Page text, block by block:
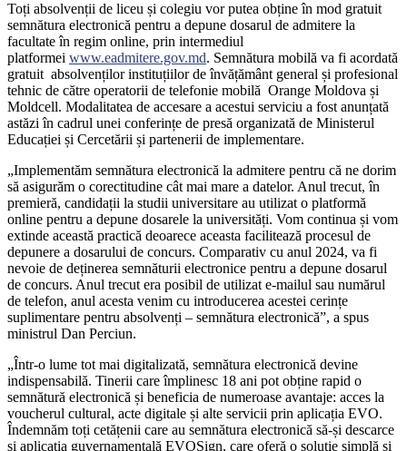
Toți absolvenții de liceu și colegiu vor putea obține în mod gratuit
semnătura electronică pentru a depune dosarul de admitere la
facultate în regim online, prin intermediul
platformei www.eadmitere.gov.md. Semnătura mobilă va fi acordată
gratuit absolvenților instituțiilor de învățământ general și profesional
tehnic de către operatorii de telefonie mobilă Orange Moldova și
Moldcell. Modalitatea de accesare a acestui serviciu a fost anunțată
astăzi în cadrul unei conferințe de presă organizată de Ministerul
Educației și Cercetării și partenerii de implementare.
„Implementăm semnătura electronică la admitere pentru că ne dorim
să asigurăm o corectitudine cât mai mare a datelor. Anul trecut, în
premieră, candidații la studii universitare au utilizat o platformă
online pentru a depune dosarele la universități. Vom continua și vom
extinde această practică deoarece aceasta facilitează procesul de
depunere a dosarului de concurs. Comparativ cu anul 2024, va fi
nevoie de deținerea semnăturii electronice pentru a depune dosarul
de concurs. Anul trecut era posibil de utilizat e-mailul sau numărul
de telefon, anul acesta venim cu introducerea acestei cerințe
suplimentare pentru absolvenți – semnătura electronică”, a spus
ministrul Dan Perciun.
„Într-o lume tot mai digitalizată, semnătura electronică devine
indispensabilă. Tinerii care împlinesc 18 ani pot obține rapid o
semnătură electronică și beneficia de numeroase avantaje: acces la
voucherul cultural, acte digitale și alte servicii prin aplicația EVO.
Îndemnăm toți cetățenii care au semnătura electronică să-și descarce
și aplicația guvernamentală EVOSign, care oferă o soluție simplă și